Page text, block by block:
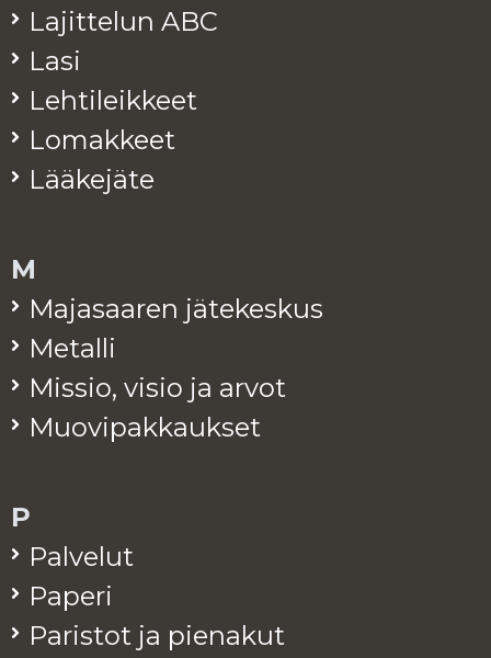
La­jit­te­lun ABC
Lasi
Leh­ti­leik­keet
Lo­mak­keet
Lää­ke­jä­te
M
Ma­ja­saa­ren jä­te­kes­kus
Me­tal­li
Mis­sio, visio ja arvot
Muo­vi­pak­kauk­set
P
Pal­ve­lut
Pa­pe­ri
Pa­ris­tot ja pie­na­kut